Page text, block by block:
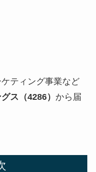
ティング事業など
ス（4286） から届